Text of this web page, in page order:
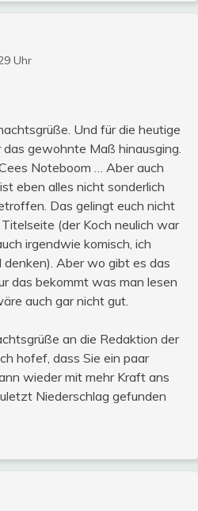
Uhr
Und für die heutige
gewohnte Maß hinausging.
Noteboom … Aber auch
eben alles nicht sonderlich
Das gelingt euch nicht
(der Koch neulich war
irgendwie komisch, ich
Aber wo gibt es das
das bekommt was man lesen
auch gar nicht gut.
an die Redaktion der
hofef, dass Sie ein paar
wieder mit mehr Kraft ans
Niederschlag gefunden